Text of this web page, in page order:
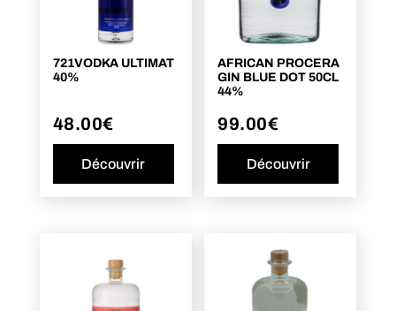
721VODKA ULTIMAT
40%
48.00€
Découvrir
AFRICAN PROCERA
GIN BLUE DOT 50CL
44%
99.00€
Découvrir